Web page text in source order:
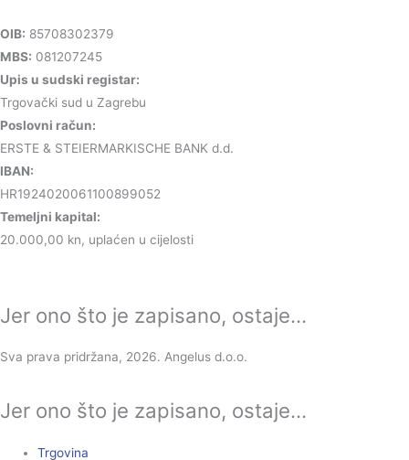
OIB: 85708302379
MBS: 081207245
Upis u sudski registar:
Trgovački sud u Zagrebu
Poslovni račun:
ERSTE & STEIERMARKISCHE BANK d.d.
IBAN:
HR1924020061100899052
Temeljni kapital:
20.000,00 kn, uplaćen u cijelosti
Jer ono što je zapisano, ostaje...
Sva prava pridržana, 2026. Angelus d.o.o.
Jer ono što je zapisano, ostaje...
Trgovina